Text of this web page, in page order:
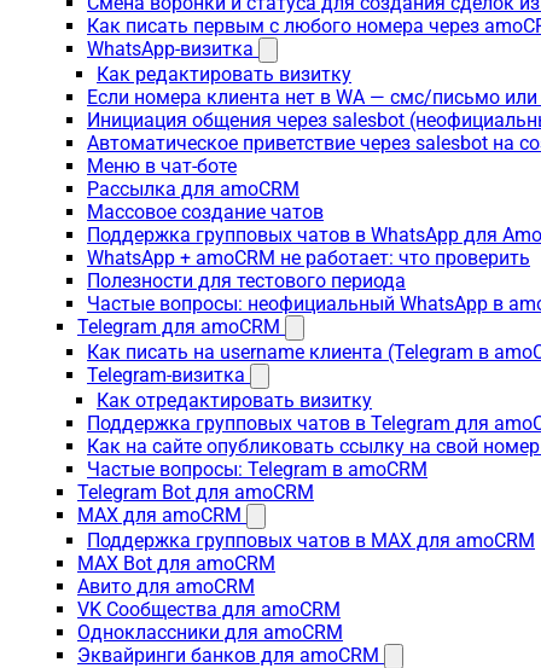
Как писать первым с любого номера через
WhatsApp-визитка
Как редактировать визитку
Если номера клиента нет в WA — смс/письмо
Инициация общения через salesbot
Автоматическое приветствие через salesbot на
Меню в чат-боте
Рассылка для amoCRM
Массовое создание чатов
Поддержка групповых чатов в WhatsApp для
WhatsApp + amoCRM не работает: что проверить
Полезности для тестового периода
Частые вопросы: неофициальный WhatsApp в
Telegram для amoCRM
Как писать на username клиента (Telegram в
Telegram-визитка
Как отредактировать визитку
Поддержка групповых чатов в Telegram для
Как на сайте опубликовать ссылку на свой
Частые вопросы: Telegram в amoCRM
Telegram Bot для amoCRM
MAX для amoCRM
Поддержка групповых чатов в MAX для amoCRM
MAX Bot для amoCRM
Авито для amoCRM
VK Сообщества для amoCRM
Одноклассники для amoCRM
Эквайринги банков для amoCRM